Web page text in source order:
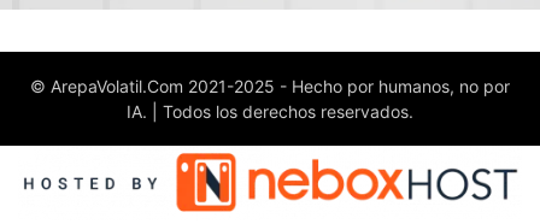
© ArepaVolatil.Com 2021-2025 - Hecho por humanos, no por
IA. | Todos los derechos reservados.